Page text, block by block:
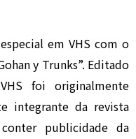
em VHS com o
y Trunks”. Editado
foi originalmente
integrante da revista
conter publicidade da